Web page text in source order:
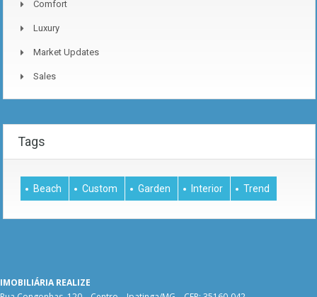
Comfort
Luxury
Market Updates
Sales
Tags
Beach Custom Garden Interior Trend
IMOBILIÁRIA REALIZE